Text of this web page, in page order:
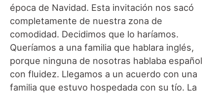
época de Navidad. Esta invitación nos sacó
completamente de nuestra zona de
comodidad. Decidimos que lo haríamos.
Queríamos a una familia que hablara inglés,
porque ninguna de nosotras hablaba español
con fluidez. Llegamos a un acuerdo con una
familia que estuvo hospedada con su tío. La